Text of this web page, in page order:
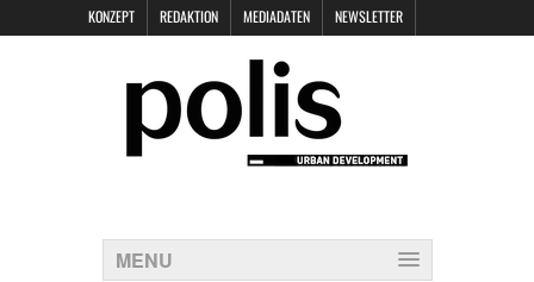
KONZEPT REDAKTION MEDIADATEN NEWSLETTER
DATENSCHUTZ
MENU